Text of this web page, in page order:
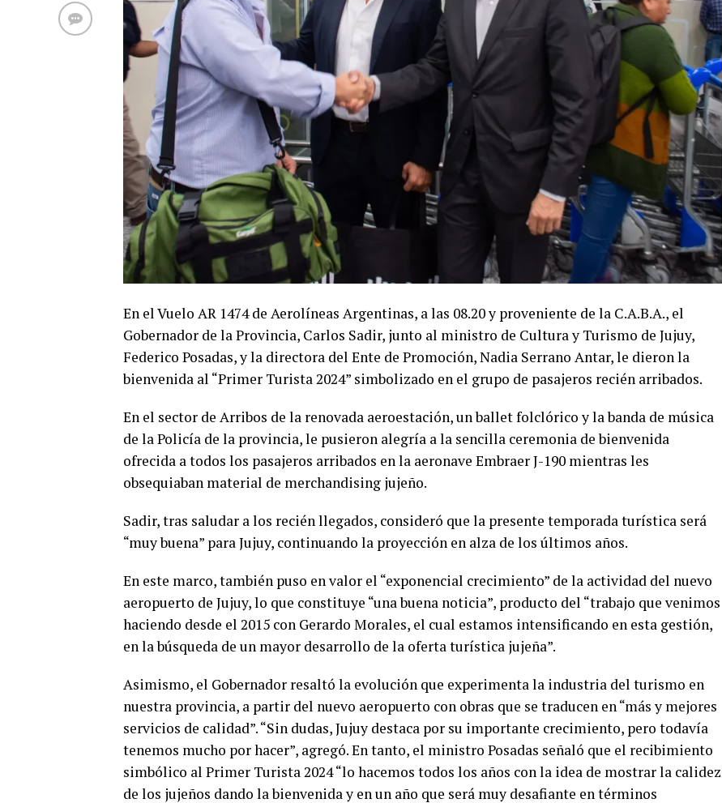
En el Vuelo AR 1474 de Aerolíneas Argentinas, a las 08.20 y proveniente de la C.A.B.A., el
Gobernador de la Provincia, Carlos Sadir, junto al ministro de Cultura y Turismo de Jujuy,
Federico Posadas, y la directora del Ente de Promoción, Nadia Serrano Antar, le dieron la
bienvenida al “Primer Turista 2024” simbolizado en el grupo de pasajeros recién arribados.
En el sector de Arribos de la renovada aeroestación, un ballet folclórico y la banda de música
de la Policía de la provincia, le pusieron alegría a la sencilla ceremonia de bienvenida
ofrecida a todos los pasajeros arribados en la aeronave Embraer J-190 mientras les
obsequiaban material de merchandising jujeño.
Sadir, tras saludar a los recién llegados, consideró que la presente temporada turística será
“muy buena” para Jujuy, continuando la proyección en alza de los últimos años.
En este marco, también puso en valor el “exponencial crecimiento” de la actividad del nuevo
aeropuerto de Jujuy, lo que constituye “una buena noticia”, producto del “trabajo que venimos
haciendo desde el 2015 con Gerardo Morales, el cual estamos intensificando en esta gestión,
en la búsqueda de un mayor desarrollo de la oferta turística jujeña”.
Asimismo, el Gobernador resaltó la evolución que experimenta la industria del turismo en
nuestra provincia, a partir del nuevo aeropuerto con obras que se traducen en “más y mejores
servicios de calidad”. “Sin dudas, Jujuy destaca por su importante crecimiento, pero todavía
tenemos mucho por hacer”, agregó. En tanto, el ministro Posadas señaló que el recibimiento
simbólico al Primer Turista 2024 “lo hacemos todos los años con la idea de mostrar la calidez
de los jujeños dando la bienvenida y en un año que será muy desafiante en términos